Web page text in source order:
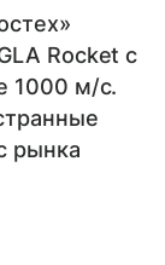
Rocket с
1000 м/с.
рынка